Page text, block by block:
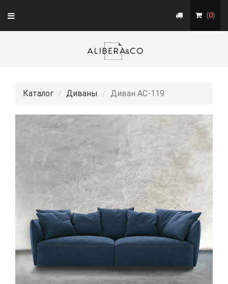
Toggle
navigation
(0)
Каталог Диваны Диван АС-119